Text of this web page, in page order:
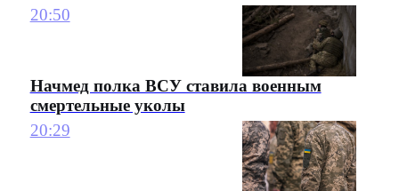
20:50
Начмед полка ВСУ ставила военным
смертельные уколы
20:29